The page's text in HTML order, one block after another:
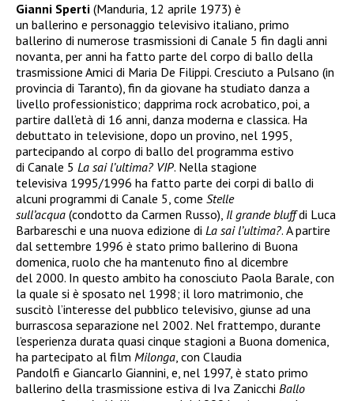
Gianni Sperti (Manduria, 12 aprile 1973) è
un ballerino e personaggio televisivo italiano, primo
ballerino di numerose trasmissioni di Canale 5 fin dagli anni
novanta, per anni ha fatto parte del corpo di ballo della
trasmissione Amici di Maria De Filippi. Cresciuto a Pulsano (in
provincia di Taranto), fin da giovane ha studiato danza a
livello professionistico; dapprima rock acrobatico, poi, a
partire dall’età di 16 anni, danza moderna e classica. Ha
debuttato in televisione, dopo un provino, nel 1995,
partecipando al corpo di ballo del programma estivo
di Canale 5 La sai l’ultima? VIP. Nella stagione
televisiva 1995/1996 ha fatto parte dei corpi di ballo di
alcuni programmi di Canale 5, come Stelle
sull’acqua (condotto da Carmen Russo), Il grande bluffdi Luca
Barbareschi e una nuova edizione di La sai l’ultima?. A partire
dal settembre 1996 è stato primo ballerino di Buona
domenica, ruolo che ha mantenuto fino al dicembre
del 2000. In questo ambito ha conosciuto Paola Barale, con
la quale si è sposato nel 1998; il loro matrimonio, che
suscitò l’interesse del pubblico televisivo, giunse ad una
burrascosa separazione nel 2002. Nel frattempo, durante
l’esperienza durata quasi cinque stagioni a Buona domenica,
ha partecipato al film Milonga, con Claudia
Pandolfi e Giancarlo Giannini, e, nel 1997, è stato primo
ballerino della trasmissione estiva di Iva Zanicchi Ballo